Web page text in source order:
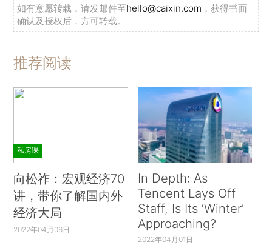
如有意愿转载，请发邮件至hello@caixin.com ，获得书面
确认及授权后，方可转载。
推荐阅读
私房课
向松祚：宏观经济70
讲，带你了解国内外
经济大局
2022年04月06日
In Depth: As
Tencent Lays Off
Staff, Is Its ‘Winter’
Approaching?
2022年04月01日